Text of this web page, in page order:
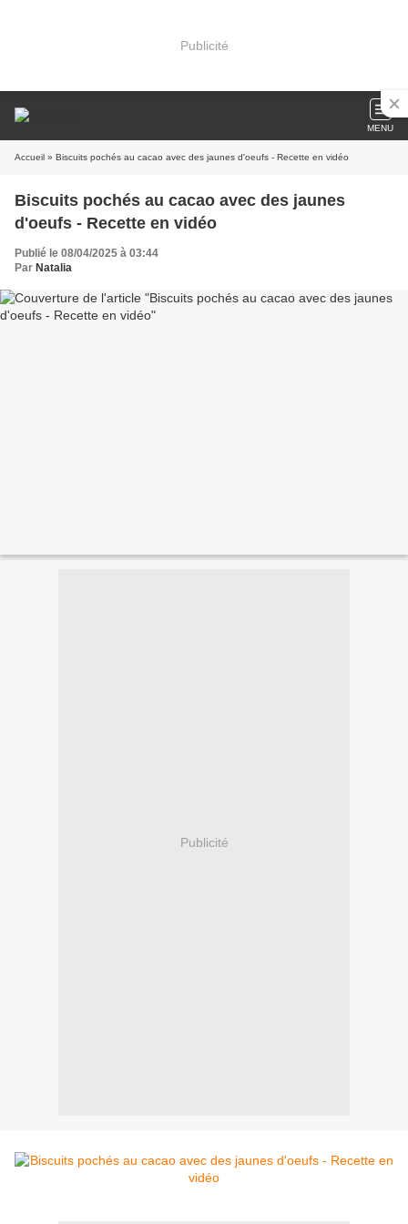
Publicité
MENU
Accueil » Biscuits pochés au cacao avec des jaunes d'oeufs - Recette en vidéo
Biscuits pochés au cacao avec des jaunes
d'oeufs - Recette en vidéo
Publié le 08/04/2025 à 03:44
Par Natalia
Publicité